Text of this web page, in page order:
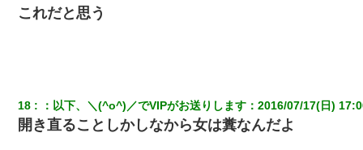
これだと思う
18 ： 以下、＼(^o^)／でVIPがお送りします ：2016/07/17(日)
開き直ることしかしなから女は糞なんだよ